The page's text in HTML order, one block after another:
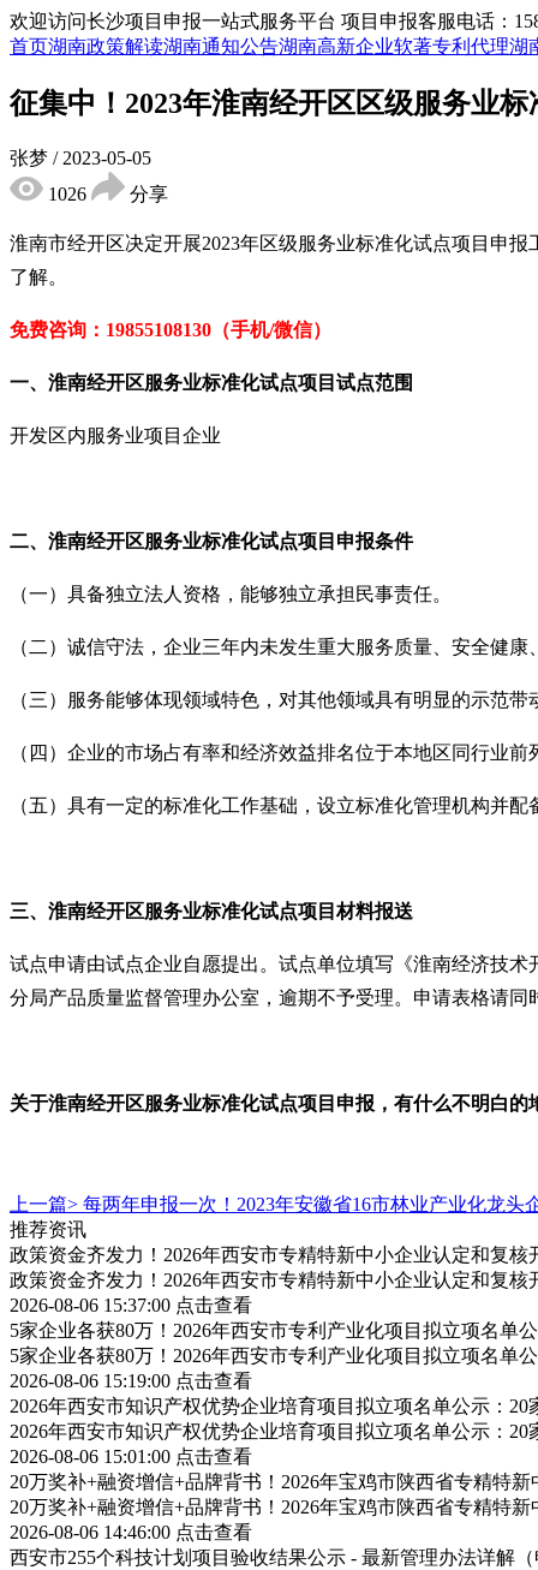
欢迎访问长沙项目申报一站式服务平台 项目申报客服电话：
首页湖南政策解读湖南通知公告湖南高新企业软著专利代理湖
征集中！2023年淮南经开区区级服务业
张梦 / 2023-05-05
1026
分享
淮南市经开区决定开展2023年区级服务业标准化试点项目申
了解。
免费咨询：19855108130（手机/微信）
一、 淮南经开区服务业标准化试点项目试点范围
开发区内服务业项目企业
二、 淮南经开区服务业标准化试点项目 申报条件
（一）具备独立法人资格，能够独立承担民事责任。
（二）诚信守法，企业三年内未发生重大服务质量、安全健
（三）服务能够体现领域特色，对其他领域具有明显的示范带
（四）企业的市场占有率和经济效益排名位于本地区同行业
（五）具有一定的标准化工作基础，设立标准化管理机构并
三、 淮南经开区服务业标准化试点项目材料报送
试点申请由试点企业自愿提出。试点单位填写《淮南经济技
分局产品质量监督管理办公室，逾期不予受理。申请表格请
关于淮南经开区服务业标准化试点项目申报，有什么不明白
上一篇> 每两年申报一次！2023年安徽省16市林业产业化龙头
推荐资讯
政策资金齐发力！2026年西安市专精特新中小企业认定和复
政策资金齐发力！2026年西安市专精特新中小企业认定和复
2026-08-06 15:37:00 点击查看
5家企业各获80万！2026年西安市专利产业化项目拟立项名单
5家企业各获80万！2026年西安市专利产业化项目拟立项名单
2026-08-06 15:19:00 点击查看
2026年西安市知识产权优势企业培育项目拟立项名单公示：
2026年西安市知识产权优势企业培育项目拟立项名单公示：
2026-08-06 15:01:00 点击查看
20万奖补+融资增信+品牌背书！2026年宝鸡市陕西省专精特
20万奖补+融资增信+品牌背书！2026年宝鸡市陕西省专精特
2026-08-06 14:46:00 点击查看
西安市255个科技计划项目验收结果公示 - 最新管理办法详解